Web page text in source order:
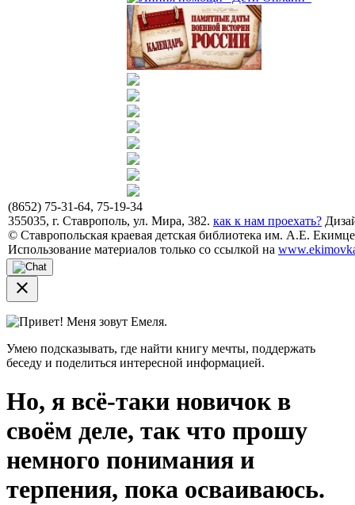
(8652) 75-31-64, 75-19-34
355035, г. Ставрополь, ул. Мира, 382. как к нам проехать?
© Ставропольская краевая детская библиотека им. А.Е.
Использование материалов только со ссылкой на
close
Привет! Меня зовут Емеля.
Умею подсказывать, где найти книгу мечты, поддержать
беседу и поделиться интересной информацией.
Но, я всё-таки новичок в
своём деле, так что прошу
немного понимания и
терпения, пока осваиваюсь.